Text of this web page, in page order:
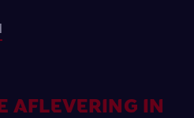
AFLEVERING IN